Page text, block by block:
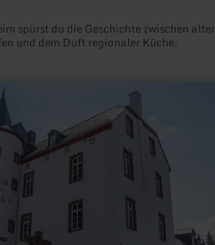
spürst du die Geschichte zwischen
und dem Duft regionaler Küche.